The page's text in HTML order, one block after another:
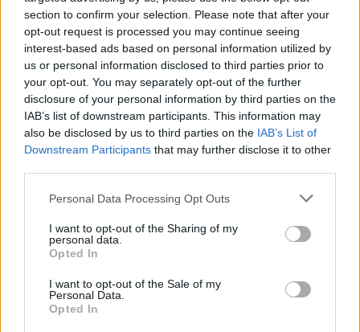
section to confirm your selection. Please note that after your
opt-out request is processed you may continue seeing
interest-based ads based on personal information utilized by
us or personal information disclosed to third parties prior to
your opt-out. You may separately opt-out of the further
disclosure of your personal information by third parties on the
IAB’s list of downstream participants. This information may
also be disclosed by us to third parties on the IAB’s List of
Downstream Participants that may further disclose it to other
Personal Data Processing Opt Outs
I want to opt-out of the Sharing of my
personal data.
Opted In
I want to opt-out of the Sale of my
Personal Data.
Opted In
Guru tartalmairól véletlenül se maradj le
a Google-ben.
KAPCSOLÓDÓ HÍREK
Ezt is megértük: Star Wars tartalmakkal
bővül a Destiny 2
LEGFRISSEBB VIDEÓNK